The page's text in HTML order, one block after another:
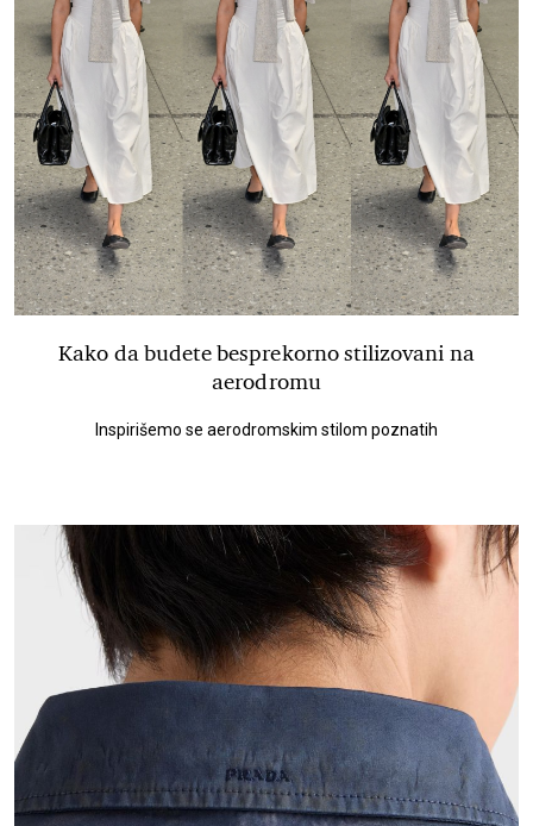
Kako da budete besprekorno stilizovani na
aerodromu
Inspirišemo se aerodromskim stilom poznatih